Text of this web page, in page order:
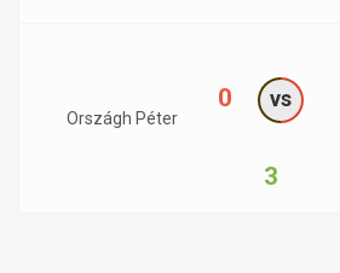
Országh Péter
0 vs
3